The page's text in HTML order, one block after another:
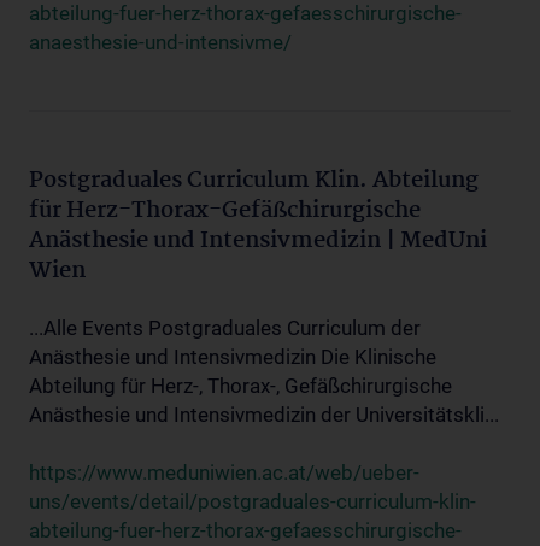
abteilung-fuer-herz-thorax-gefaesschirurgische-
anaesthesie-und-intensivme/
Postgraduales Curriculum Klin. Abteilung
für Herz-Thorax-Gefäßchirurgische
Anästhesie und Intensivmedizin | MedUni
Wien
...Alle Events Postgraduales Curriculum der
Anästhesie und Intensivmedizin Die Klinische
Abteilung für Herz-, Thorax-, Gefäßchirurgische
Anästhesie und Intensivmedizin der Universitätskli...
https://www.meduniwien.ac.at/web/ueber-
uns/events/detail/postgraduales-curriculum-klin-
abteilung-fuer-herz-thorax-gefaesschirurgische-